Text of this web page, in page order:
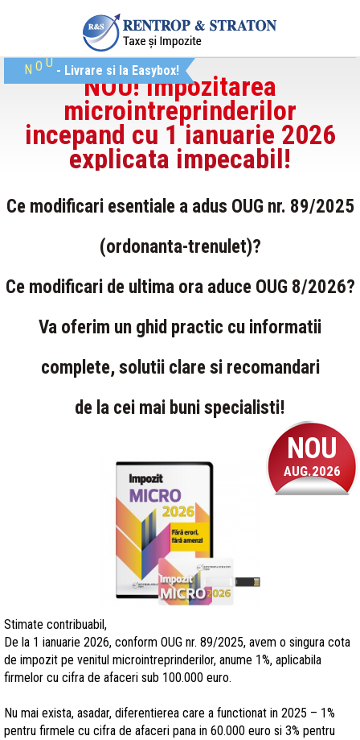
N O U - Livrare si la Easybox!
NOU! Impozitarea
microintreprinderilor
incepand cu 1 ianuarie 2026
explicata impecabil!
Ce modificari esentiale a adus OUG nr. 89/2025
(ordonanta-trenulet)?
Ce modificari de ultima ora aduce OUG 8/2026?
Va oferim un ghid practic cu informatii
complete, solutii clare si recomandari
de la cei mai buni specialisti!
NOU
AUG.2026
Stimate contribuabil,
De la 1 ianuarie 2026, conform OUG nr. 89/2025, avem o singura cota
de impozit pe venitul microintreprinderilor, anume 1%, aplicabila
firmelor cu cifra de afaceri sub 100.000 euro.
Nu mai exista, asadar, diferentierea care a functionat in 2025 – 1%
pentru firmele cu cifra de afaceri pana in 60.000 euro si 3% pentru